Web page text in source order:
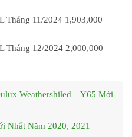
Tháng 11/2024 1,903,000
Tháng 12/2024 2,000,000
Weathershiled – Y65 Mới
Nhất Năm 2020, 2021